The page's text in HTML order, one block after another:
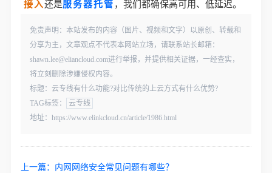
接入还是服务器托管 ，我们都确保高可用、低延迟。
免责声明：本站发布的内容（图片、视频和文字）以原创、转载和
分享为主，文章观点不代表本网站立场，请联系站长邮箱：
shawn.lee@eliancloud.com进行举报，并提供相关证据，一经查实，
将立刻删除涉嫌侵权内容。
标题：云专线有什么功能?对比传统的上云方式有什么优势?
TAG标签：
云专线
地址：https://www.elinkcloud.cn/article/1986.html
上一篇： 内网网络安全常见问题有哪些？